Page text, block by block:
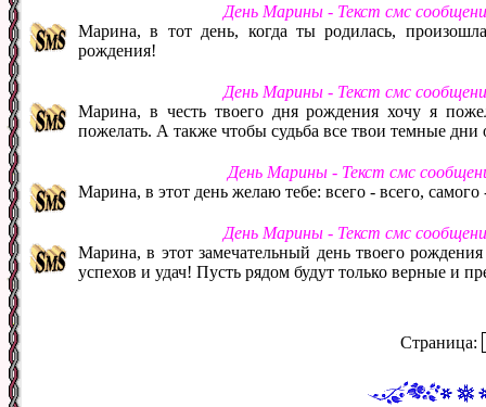
День Марины - Текст смс
Марина, в тот день, когда ты родилась,
рождения!
День Марины - Текст смс
Марина, в честь твоего дня рождения хочу я
пожелать. А также чтобы судьба все твои темные дни
День Марины - Текст смс
Марина, в этот день желаю тебе: всего - всего,
День Марины - Текст смс
Марина, в этот замечательный день твоего
успехов и удач! Пусть рядом будут только верные и
Страница: